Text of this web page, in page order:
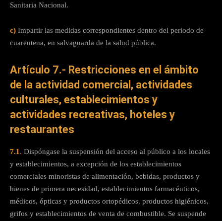
Sanitaria Nacional.
c) Impartir las medidas correspondientes dentro del periodo de
cuarentena, en salvaguarda de la salud pública.
Artículo 7.- Restricciones en el ámbito
de la actividad comercial, actividades
culturales, establecimientos y
actividades recreativas, hoteles y
restaurantes
7.1 . Dispóngase la suspensión del acceso al público a los locales
y establecimientos, a excepción de los establecimientos
comerciales minoristas de alimentación, bebidas, productos y
bienes de primera necesidad, establecimientos farmacéuticos,
médicos, ópticas y productos ortopédicos, productos higiénicos,
grifos y establecimientos de venta de combustible. Se suspende